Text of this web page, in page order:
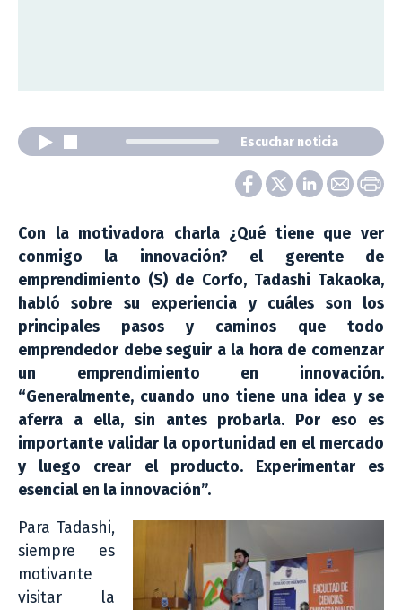
Escuchar noticia
Con la motivadora charla ¿Qué tiene que ver
conmigo la innovación? el gerente de
emprendimiento (S) de Corfo, Tadashi Takaoka,
habló sobre su experiencia y cuáles son los
principales pasos y caminos que todo
emprendedor debe seguir a la hora de comenzar
un emprendimiento en innovación.
“Generalmente, cuando uno tiene una idea y se
aferra a ella, sin antes probarla. Por eso es
importante validar la oportunidad en el mercado
y luego crear el producto. Experimentar es
esencial en la innovación”.
Para Tadashi,
siempre es
motivante
visitar la